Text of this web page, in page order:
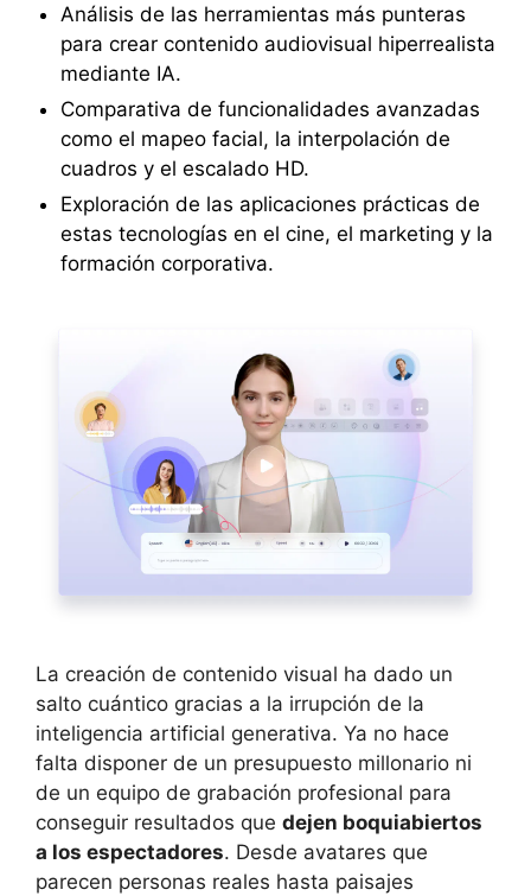
Análisis de las herramientas más punteras
para crear contenido audiovisual hiperrealista
mediante IA.
Comparativa de funcionalidades avanzadas
como el mapeo facial, la interpolación de
cuadros y el escalado HD.
Exploración de las aplicaciones prácticas de
estas tecnologías en el cine, el marketing y la
formación corporativa.
La creación de contenido visual ha dado un
salto cuántico gracias a la irrupción de la
inteligencia artificial generativa. Ya no hace
falta disponer de un presupuesto millonario ni
de un equipo de grabación profesional para
conseguir resultados que dejen boquiabiertos
a los espectadores. Desde avatares que
parecen personas reales hasta paisajes